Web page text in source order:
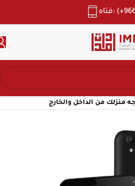
550 4717
منزلك من الداخل والخارج